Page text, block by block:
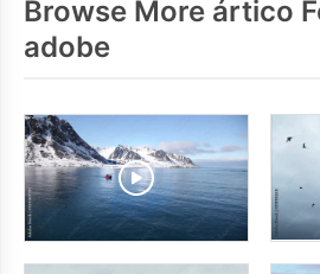
Browse More ártico
adobe